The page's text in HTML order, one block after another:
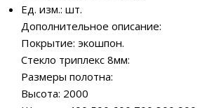
Ед. изм.: шт.
Дополнительное описание:
Покрытие: экошпон.
Стекло триплекс 8мм:
Размеры полотна:
Высота: 2000